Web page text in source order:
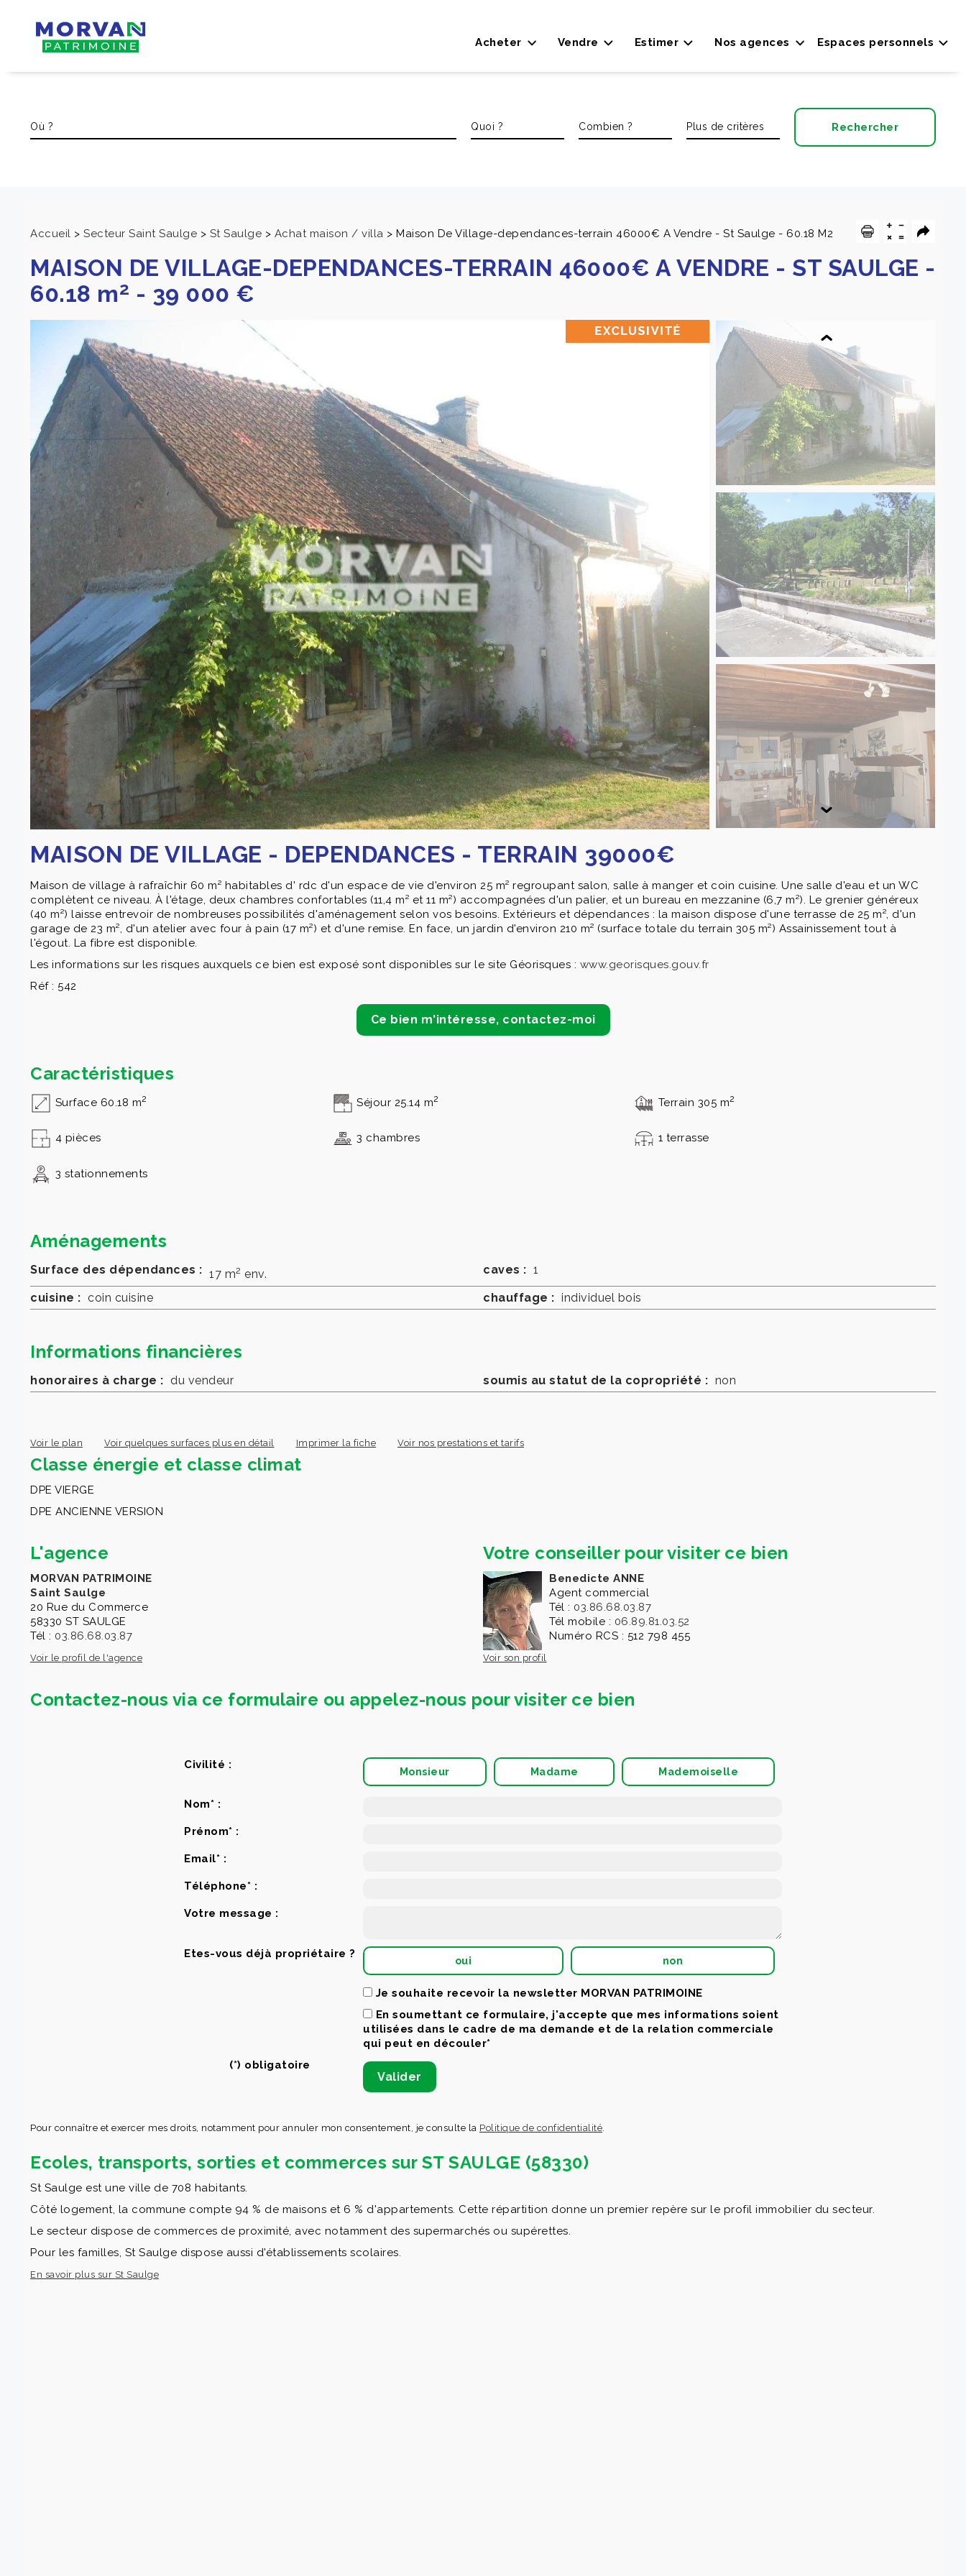
Espaces personnels
Acheter Vendre Estimer Nos agences
Accueil > Secteur Saint Saulge > St Saulge > Achat maison / villa > Maison De Village-dependances-terrain 46000€ A Vendre - St Saulge - 60.18 M2
MAISON DE VILLAGE-DEPENDANCES-TERRAIN 46000€ A VENDRE - ST SAULGE -
60.18 m2 - 39 000 €
MAISON DE VILLAGE - DEPENDANCES - TERRAIN 39000€
Maison de village à rafraîchir 60 m² habitables d' rdc d'un espace de vie d'environ 25 m² regroupant salon, salle à manger et coin cuisine. Une salle d'eau et un WC
complètent ce niveau. À l'étage, deux chambres confortables (11,4 m² et 11 m²) accompagnées d'un palier, et un bureau en mezzanine (6,7 m²). Le grenier généreux
(40 m²) laisse entrevoir de nombreuses possibilités d'aménagement selon vos besoins. Extérieurs et dépendances : la maison dispose d'une terrasse de 25 m², d'un
garage de 23 m², d'un atelier avec four à pain (17 m²) et d'une remise. En face, un jardin d'environ 210 m² (surface totale du terrain 305 m²) Assainissement tout à
l'égout. La fibre est disponible.
Les informations sur les risques auxquels ce bien est exposé sont disponibles sur le site Géorisques : www.georisques.gouv.fr
Réf : 542
Ce bien m'intéresse, contactez-moi
Caractéristiques
Surface 60.18 m2 Séjour 25.14 m2 Terrain 305 m2
4 pièces 3 chambres 1 terrasse
3 stationnements
Aménagements
Surface des dépendances : 17 m2 env. caves : 1
cuisine : coin cuisine chauffage : individuel bois
Informations financières
honoraires à charge : du vendeur soumis au statut de la copropriété : non
Voir le plan Voir quelques surfaces plus en détail Imprimer la fiche Voir nos prestations et tarifs
Classe énergie et classe climat
DPE VIERGE
DPE ANCIENNE VERSION
L'agence
MORVAN PATRIMOINE
Saint Saulge
20 Rue du Commerce
58330 ST SAULGE
Tél : 03.86.68.03.87
Voir le profil de l'agence
Votre conseiller pour visiter ce bien
Benedicte ANNE
Agent commercial
Tél : 03.86.68.03.87
Tél mobile : 06.89.81.03.52
Numéro RCS : 512 798 455
Voir son profil
Contactez-nous via ce formulaire ou appelez-nous pour visiter ce bien
Civilité :
Monsieur Madame Mademoiselle
Nom* :
Prénom* :
Email* :
Téléphone* :
Votre message :
Etes-vous déjà propriétaire ?
oui non
Je souhaite recevoir la newsletter MORVAN PATRIMOINE
En soumettant ce formulaire, j'accepte que mes informations soient
utilisées dans le cadre de ma demande et de la relation commerciale
qui peut en découler*
(*) obligatoire
Pour connaître et exercer mes droits, notamment pour annuler mon consentement, je consulte la Politique de confidentialité.
Ecoles, transports, sorties et commerces sur ST SAULGE (58330)
St Saulge est une ville de 708 habitants.
Côté logement, la commune compte 94 % de maisons et 6 % d'appartements. Cette répartition donne un premier repère sur le profil immobilier du secteur.
Le secteur dispose de commerces de proximité, avec notamment des supermarchés ou supérettes.
Pour les familles, St Saulge dispose aussi d'établissements scolaires.
En savoir plus sur St Saulge